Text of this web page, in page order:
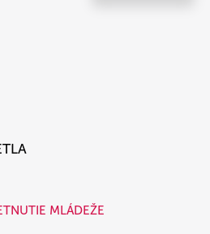
MLÁDEŽE